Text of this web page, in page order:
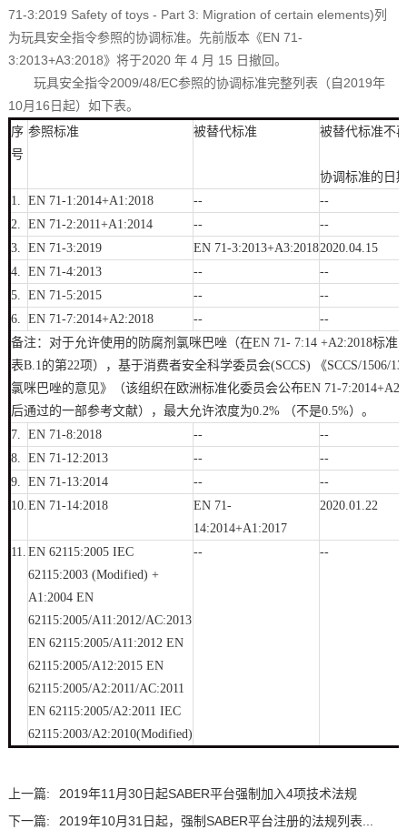
71-3:2019 Safety of toys - Part 3: Migration of certain elements)列
为玩具安全指令参照的协调标准。先前版本《EN 71-
3:2013+A3:2018》将于2020 年 4 月 15 日撤回。
玩具安全指令2009/48/EC参照的协调标准完整列表（自2019年
10月16日起）如下表。
序
号
参照标准 被替代标准 被替代标准不
协调标准的日
1. EN 71-1:2014+A1:2018 --
--
2. EN 71-2:2011+A1:2014 --
--
3. EN 71-3:2019 EN 71-3:2013+A3:20182020.04.15
4. EN 71-4:2013 --
--
5. EN 71-5:2015 --
--
6. EN 71-7:2014+A2:2018 --
--
备注：对于允许使用的防腐剂氯咪巴唑（在EN 71- 7:14 +A2:2018标准
表B.1的第22项），基于消费者安全科学委员会(SCCS) 《SCCS/1506/13
氯咪巴唑的意见》（该组织在欧洲标准化委员会公布EN 71-
后通过的一部参考文献），最大允许浓度为0.2% （不是0.5%）。
7. EN 71-8:2018 --
--
8. EN 71-12:2013 --
--
9. EN 71-13:2014 --
--
10.EN 71-14:2018
EN 71-
14:2014+A1:2017
2020.01.22
11. EN 62115:2005 IEC
62115:2003 (Modified) +
A1:2004 EN
62115:2005/A11:2012/AC:2013
EN 62115:2005/A11:2012 EN
62115:2005/A12:2015 EN
62115:2005/A2:2011/AC:2011
EN 62115:2005/A2:2011 IEC
62115:2003/A2:2010(Modified)
-- --
上一篇:
2019年11月30日起SABER平台强制加入4项技术法规
下一篇:
​2019年10月31日起，强制SABER平台注册的法规列表...